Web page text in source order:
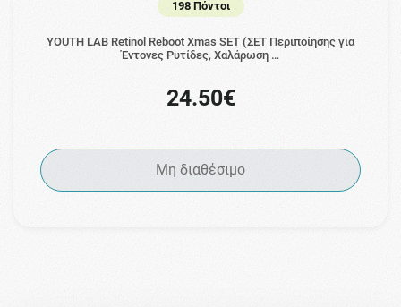
198 Πόντοι
YOUTH LAB Retinol Reboot Xmas SET (ΣΕΤ Περιποίησης για
Έντονες Ρυτίδες, Χαλάρωση …
24.50€
Μη διαθέσιμο